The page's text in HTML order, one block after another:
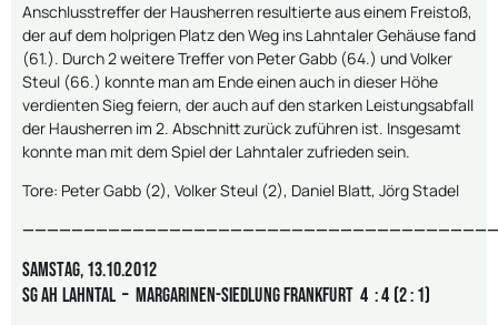
Anschlusstreffer der Hausherren resultierte aus einem Freistoß,
der auf dem holprigen Platz den Weg ins Lahntaler Gehäuse fand
(61.). Durch 2 weitere Treffer von Peter Gabb (64.) und Volker
Steul (66.) konnte man am Ende einen auch in dieser Höhe
verdienten Sieg feiern, der auch auf den starken Leistungsabfall
der Hausherren im 2. Abschnitt zurück zuführen ist. Insgesamt
konnte man mit dem Spiel der Lahntaler zufrieden sein.
Tore: Peter Gabb (2), Volker Steul (2), Daniel Blatt, Jörg Stadel
Samstag, 13.10.2012
SG AH Lahntal – Margarinen-Siedlung Frankfurt 4 : 4 (2 : 1)